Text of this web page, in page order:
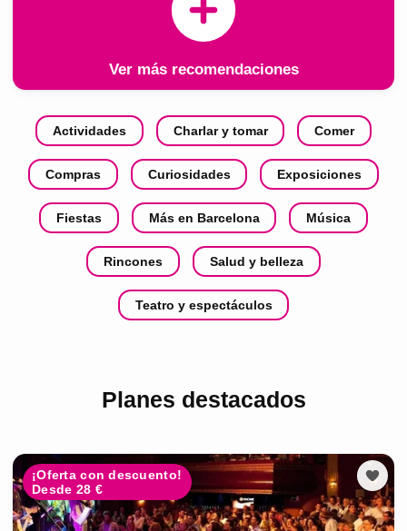
Ver más recomendaciones
Actividades Charlar y tomar Comer
Compras Curiosidades Exposiciones
Fiestas Más en Barcelona Música
Rincones Salud y belleza
Teatro y espectáculos
Planes destacados
¡Oferta con descuento!
Desde 28 €